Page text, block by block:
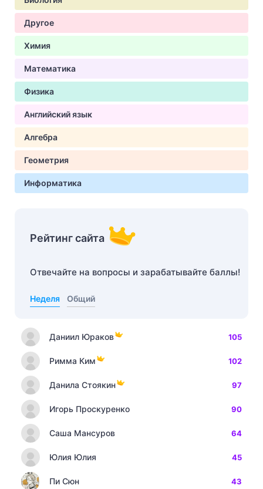
Другое
Химия
Математика
Физика
Английский язык
Алгебра
Геометрия
Информатика
Рейтинг сайта
Отвечайте на вопросы и зарабатывайте баллы!
Неделя Общий
Даниил Юраков 105
Римма Ким 102
Данила Стоякин 97
Игорь Проскуренко 90
Саша Мансуров 64
Юлия Юлия 45
Пи Сюн 43